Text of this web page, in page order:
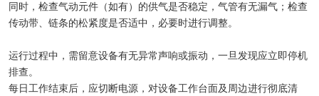
同时，检查气动元件（如有）的供气是否稳定，气管有无漏气；检查
传动带、链条的松紧度是否适中，必要时进行调整。
运行过程中，需留意设备有无异常声响或振动，一旦发现应立即停机
排查。
每日工作结束后，应切断电源，对设备工作台面及周边进行彻底清